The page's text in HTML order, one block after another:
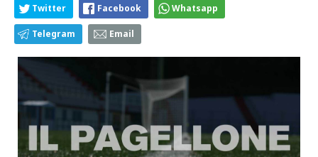
Twitter Facebook Whatsapp
Telegram Email